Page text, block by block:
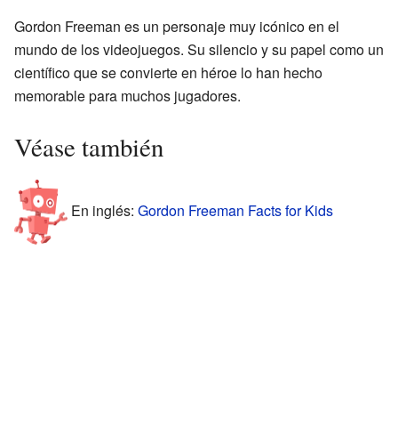
Gordon Freeman es un personaje muy icónico en el
mundo de los videojuegos. Su silencio y su papel como un
científico que se convierte en héroe lo han hecho
memorable para muchos jugadores.
Véase también
En inglés: Gordon Freeman Facts for Kids